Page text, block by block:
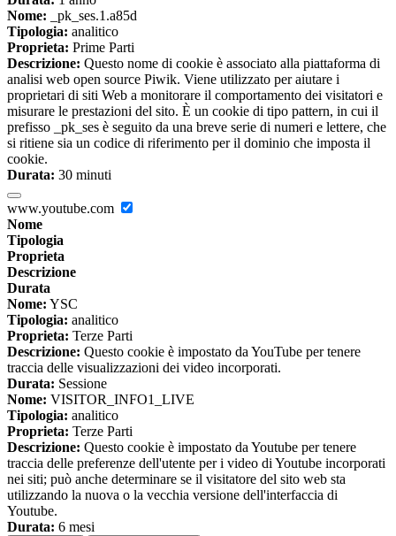
Nome: _pk_ses.1.a85d
Tipologia: analitico
Proprieta: Prime Parti
Descrizione: Questo nome di cookie è associato alla piattaforma di
analisi web open source Piwik. Viene utilizzato per aiutare i
proprietari di siti Web a monitorare il comportamento dei visitatori e
misurare le prestazioni del sito. È un cookie di tipo pattern, in cui il
prefisso _pk_ses è seguito da una breve serie di numeri e lettere, che
si ritiene sia un codice di riferimento per il dominio che imposta il
cookie.
Durata: 30 minuti
www.youtube.com
Nome
Tipologia
Proprieta
Descrizione
Durata
Nome: YSC
Tipologia: analitico
Proprieta: Terze Parti
Descrizione: Questo cookie è impostato da YouTube per tenere
traccia delle visualizzazioni dei video incorporati.
Durata: Sessione
Nome: VISITOR_INFO1_LIVE
Tipologia: analitico
Proprieta: Terze Parti
Descrizione: Questo cookie è impostato da Youtube per tenere
traccia delle preferenze dell'utente per i video di Youtube incorporati
nei siti; può anche determinare se il visitatore del sito web sta
utilizzando la nuova o la vecchia versione dell'interfaccia di
Youtube.
Durata: 6 mesi